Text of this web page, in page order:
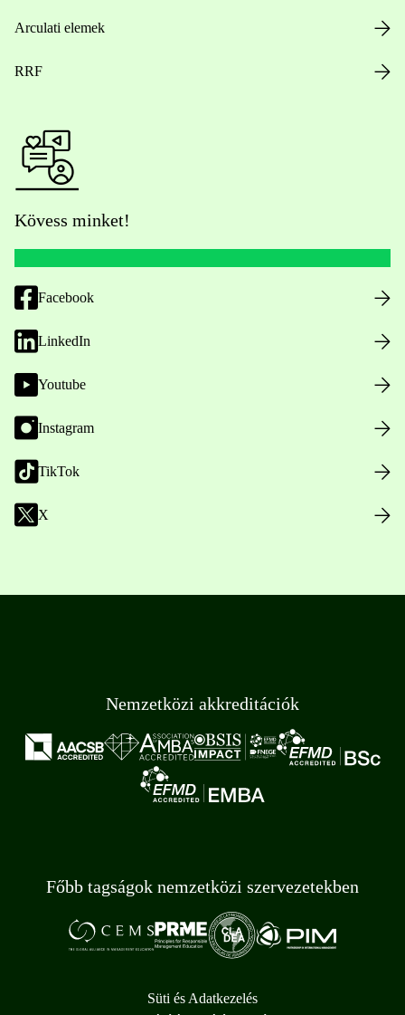
Arculati elemek
RRF
Kövess minket!
Facebook
LinkedIn
Youtube
Instagram
TikTok
X
Nemzetközi akkreditációk
Főbb tagságok nemzetközi szervezetekben
Süti és Adatkezelés